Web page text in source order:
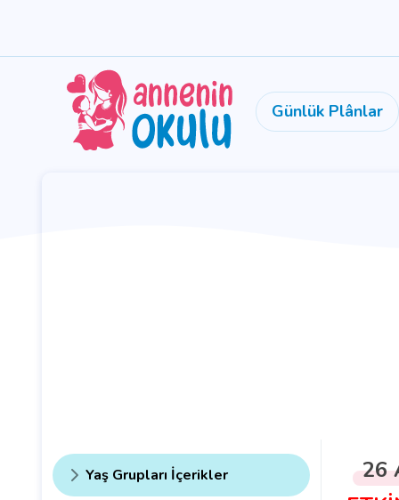
Günlük Plânlar
Yaş Grupları İçerikler
26